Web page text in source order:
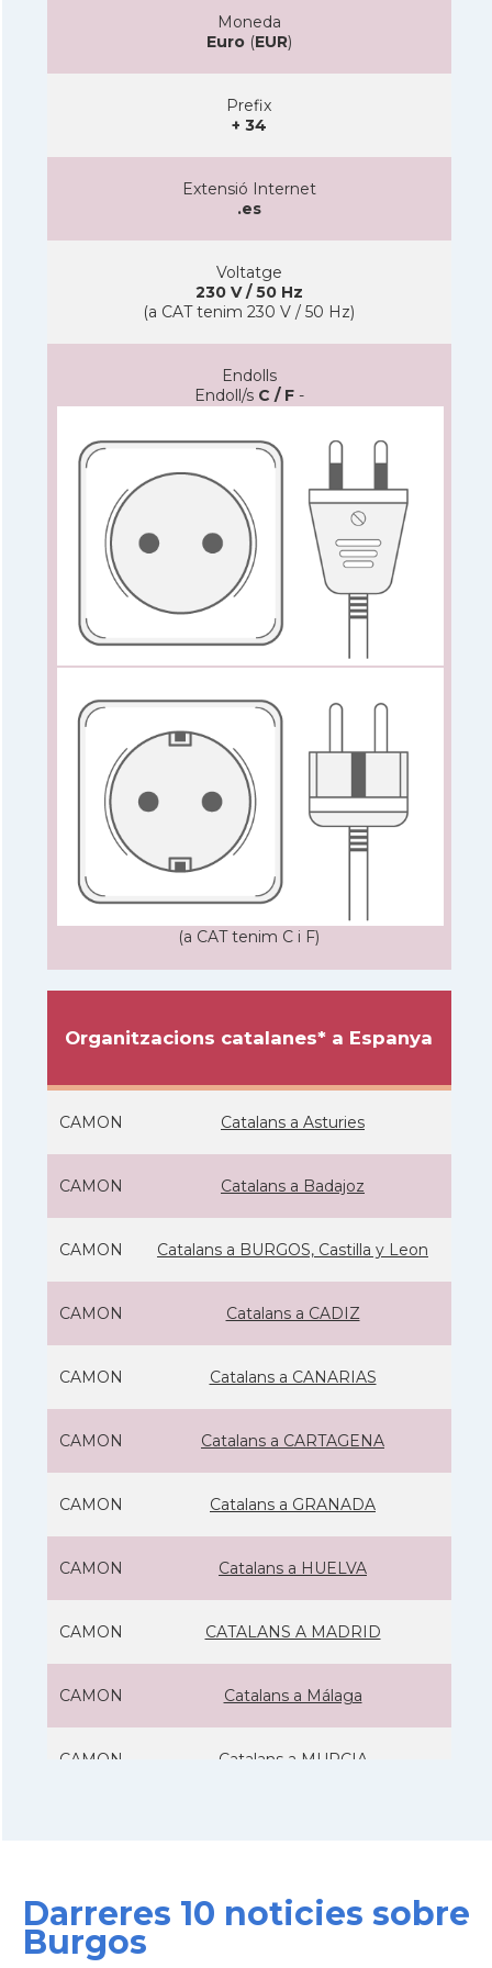
Moneda
Euro(EUR)
Prefix
+ 34
Extensió Internet
.es
Voltatge
230 V / 50 Hz
(a CAT tenim 230 V / 50 Hz)
Endolls
Endoll/s C / F-
(a CAT tenim C i F)
Organitzacions catalanes* a Espanya
CAMON Catalans a Asturies
CAMON Catalans a Badajoz
CAMON Catalans a BURGOS, Castilla y Leon
CAMON Catalans a CADIZ
CAMON Catalans a CANARIAS
CAMON Catalans a CARTAGENA
CAMON Catalans a GRANADA
CAMON Catalans a HUELVA
CAMON CATALANS A MADRID
CAMON Catalans a Málaga
CAMON Catalans a MURCIA
CAMON
Darreres 10 noticies sobre
Burgos